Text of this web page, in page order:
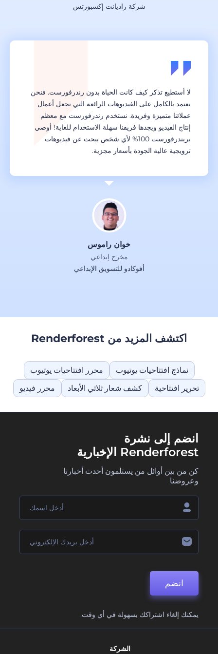
شركة راديانت إكسبورتس
لا أستطيع تذكر كيف كانت الحياة بدون رندرفورست. فنحن
نعتمد بالكامل على الفيديوهات الرائعة التي تجعل أعمال
عملائنا متميزة وفريدة. نستخدم رندرفورست مع معظم
إنتاج الفيديو ويجدها فريقنا سهلة الاستخدام للغاية! أوصي
بريندرفورست 100% لأي شخص يبحث عن فيديوهات
ترويجية عالية الجودة بأسعار مجزية.
خوان راموس
مخرج إبداعي
أفوكادو للتسويق الإبداعي
اكتشف المزيد من Renderforest
نماذج افتتاحيات يوتيوب
محرر افتتاحيات يوتيوب
تحرير افتتاحية
كشف شعار ثلاثي الأبعاد محرر فيديو
انضم إلى نشرة
Renderforest الإخبارية
كن من بين أوائل من يستلمون أحدث أخبارنا
وعروضنا
انضم
يمكنك إلغاء اشتراكك بسهولة في أي وقت.
الشركة